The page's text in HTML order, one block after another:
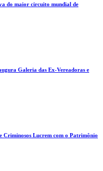
do maior circuito mundial de
Galeria das Ex-Vereadoras e
Criminosos Lucrem com o Patrimônio